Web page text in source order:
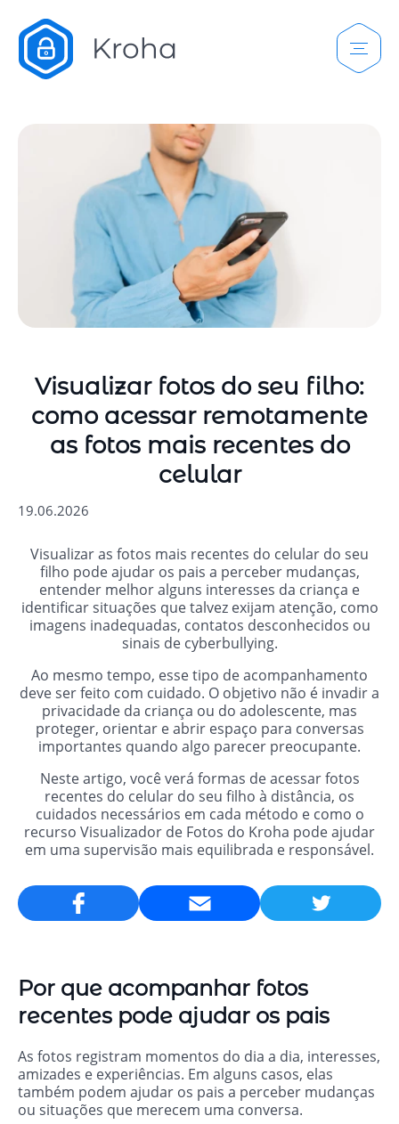
Visualizar fotos do seu filho:
como acessar remotamente
as fotos mais recentes do
celular
19.06.2026
Visualizar as fotos mais recentes do celular do seu
filho pode ajudar os pais a perceber mudanças,
entender melhor alguns interesses da criança e
identificar situações que talvez exijam atenção, como
imagens inadequadas, contatos desconhecidos ou
sinais de cyberbullying.
Ao mesmo tempo, esse tipo de acompanhamento
deve ser feito com cuidado. O objetivo não é invadir a
privacidade da criança ou do adolescente, mas
proteger, orientar e abrir espaço para conversas
importantes quando algo parecer preocupante.
Neste artigo, você verá formas de acessar fotos
recentes do celular do seu filho à distância, os
cuidados necessários em cada método e como o
recurso Visualizador de Fotos do Kroha pode ajudar
em uma supervisão mais equilibrada e responsável.
Email
Por que acompanhar fotos
recentes pode ajudar os pais
As fotos registram momentos do dia a dia, interesses,
amizades e experiências. Em alguns casos, elas
também podem ajudar os pais a perceber mudanças
ou situações que merecem uma conversa.